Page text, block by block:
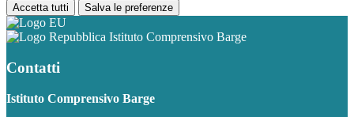
Accetta tutti Salva le preferenze
Istituto Comprensivo Barge
Contatti
Istituto Comprensivo Barge